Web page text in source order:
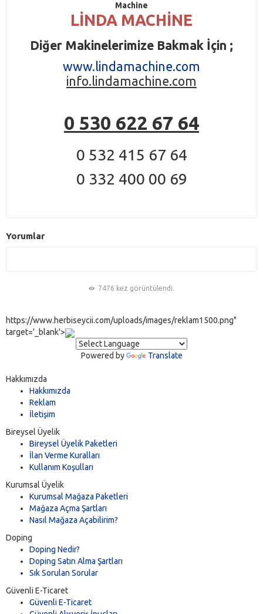
Machine
LİNDA MACHİNE
Diğer Makinelerimize Bakmak İçin ;
www.lindamachine.com
info.lindamachine.com
0 530 622 67 64
0 532 415 67 64
0 332 400 00 69
Yorumlar
7476 kez görüntülendi.
https://www.herbiseycii.com/uploads/images/reklam1500.png"
target='_blank'>
Powered by Translate
Hakkımızda
Hakkımızda
Reklam
İletişim
Bireysel Üyelik
Bireysel Üyelik Paketleri
İlan Verme Kuralları
Kullanım Koşulları
Kurumsal Üyelik
Kurumsal Mağaza Paketleri
Mağaza Açma Şartları
Nasıl Mağaza Açabilirim?
Doping
Doping Nedir?
Doping Satın Alma Şartları
Sık Sorulan Sorular
Güvenli E-Ticaret
Güvenli E-Ticaret